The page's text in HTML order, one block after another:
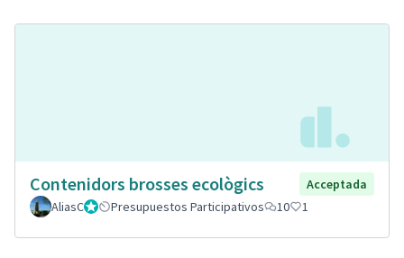
Contenidors brosses ecològics
Acceptada
AliasCGestorPresupuestos Participativos 10 1